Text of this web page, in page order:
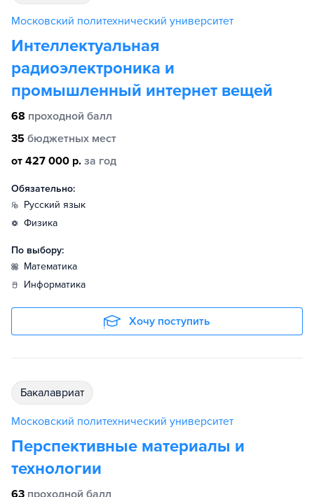
Московский политехнический университет
Интеллектуальная
радиоэлектроника и
промышленный интернет вещей
68 проходной балл
35 бюджетных мест
от 427 000 р. за год
Обязательно:
русский язык
физика
По выбору:
математика
информатика
Хочу поступить
бакалавриат
Московский политехнический университет
Перспективные материалы и
технологии
63 проходной балл